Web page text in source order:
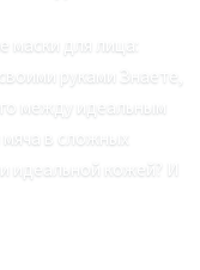
для лица:
руками Знаете,
между идеальным
в сложных
и идеальной кожей? И